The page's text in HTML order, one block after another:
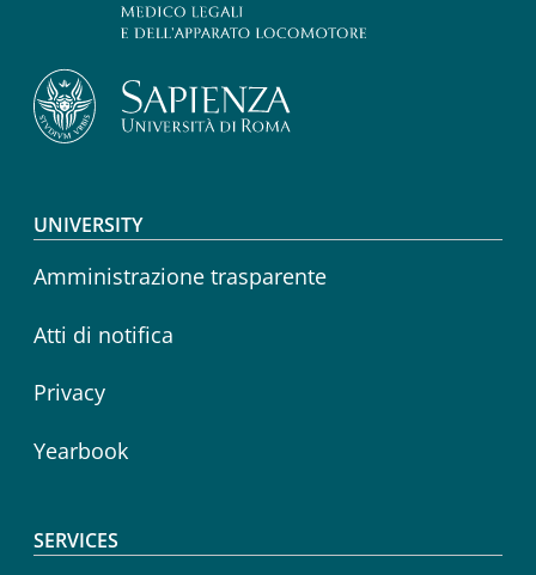
Footer menu
UNIVERSITY
Amministrazione trasparente
Atti di notifica
Privacy
Yearbook
SERVICES